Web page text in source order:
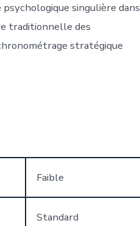
singulière dans
traditionnelle des
stratégique
Faible
Standard